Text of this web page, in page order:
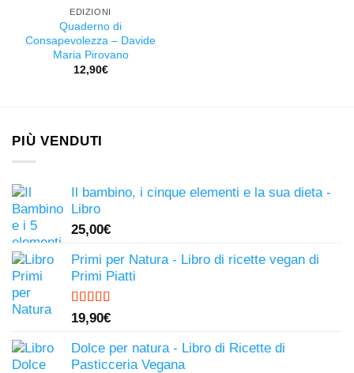
EDIZIONI
Quaderno di
Consapevolezza – Davide
Maria Pirovano
12,90€
PIÙ VENDUTI
Il bambino, i cinque elementi e la sua dieta -
Libro
25,00€
Primi per Natura - Libro di ricette vegan di
Primi Piatti
Valutato
4.50
19,90€
Dolce per natura - Libro di Ricette di
Pasticceria Vegana